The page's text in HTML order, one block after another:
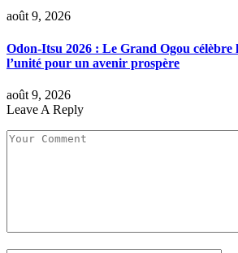
août 9, 2026
Odon-Itsu 2026 : Le Grand Ogou célèbre
l’unité pour un avenir prospère
août 9, 2026
Leave A Reply